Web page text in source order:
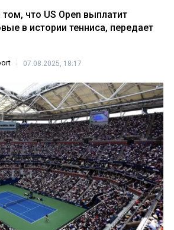
что US Open выплатит
в истории тенниса, передает
07.08.2025, 18:17